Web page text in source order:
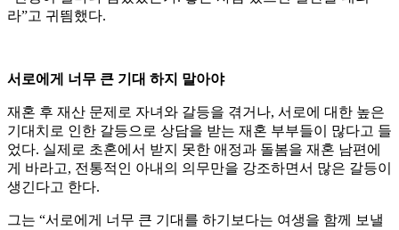
라”고 귀띔했다.
서로에게 너무 큰 기대 하지 말아야
재혼 후 재산 문제로 자녀와 갈등을 겪거나, 서로에 대한 높은
기대치로 인한 갈등으로 상담을 받는 재혼 부부들이 많다고 들
었다. 실제로 초혼에서 받지 못한 애정과 돌봄을 재혼 남편에
게 바라고, 전통적인 아내의 의무만을 강조하면서 많은 갈등이
생긴다고 한다.
그는 “서로에게 너무 큰 기대를 하기보다는 여생을 함께 보낼